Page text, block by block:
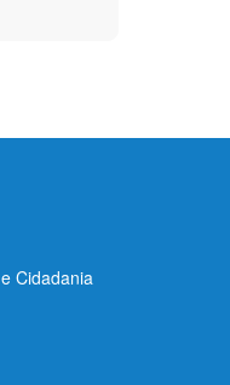
Cidadania